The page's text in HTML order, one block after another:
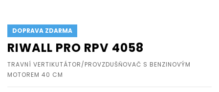
DOPRAVA ZDARMA
RIWALL PRO RPV 4058
TRAVNÍ VERTIKUTÁTOR/PROVZDUŠŇOVAČ S BENZINOVÝM
MOTOREM 40 CM